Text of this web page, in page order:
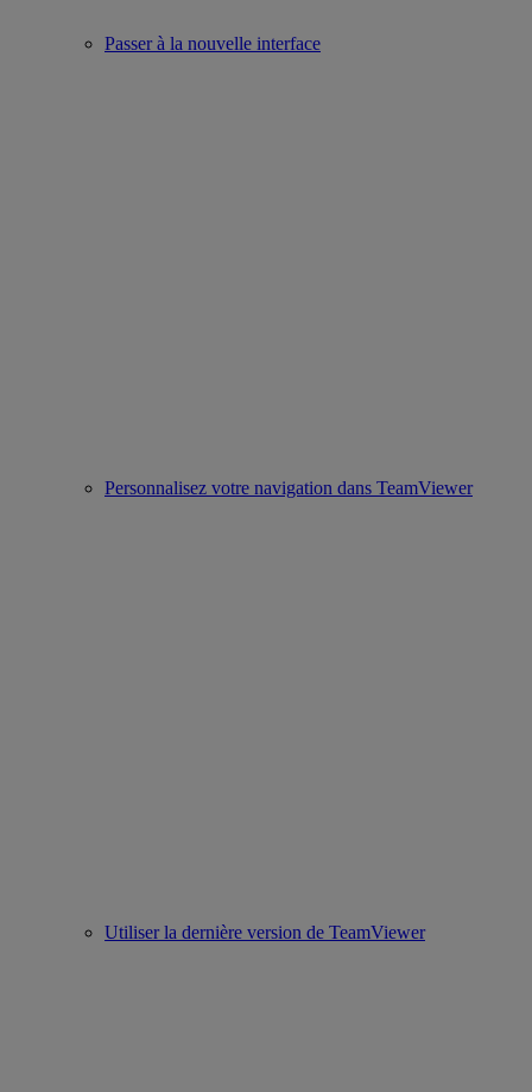
Passer à la nouvelle interface
Personnalisez votre navigation dans TeamViewer
Utiliser la dernière version de TeamViewer